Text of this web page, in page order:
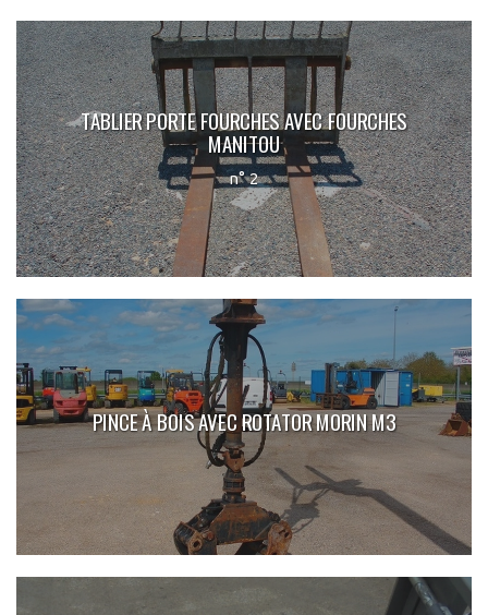
TABLIER PORTE FOURCHES AVEC FOURCHES
MANITOU
n° 2
PINCE À BOIS AVEC ROTATOR MORIN M3